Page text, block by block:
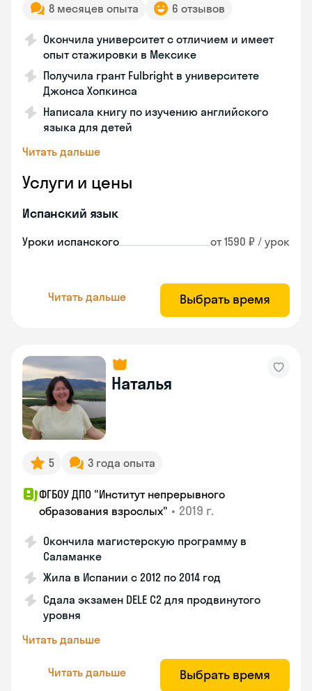
8 месяцев опыта
6 отзывов
Окончила университет с отличием и имеет
опыт стажировки в Мексике
Получила грант Fulbright в университете
Джонса Хопкинса
Написала книгу по изучению английского
языка для детей
Читать дальше
Услуги и цены
Испанский язык
Уроки испанского от 1590 ₽ / урок
Читать дальше Выбрать время
Наталья
5 3 года опыта
ФГБОУ ДПО "Институт непрерывного
образования взрослых" • 2019 г.
Окончила магистерскую программу в
Саламанке
Жила в Испании с 2012 по 2014 год
Сдала экзамен DELE C2 для продвинутого
уровня
Читать дальше
Читать дальше Выбрать время